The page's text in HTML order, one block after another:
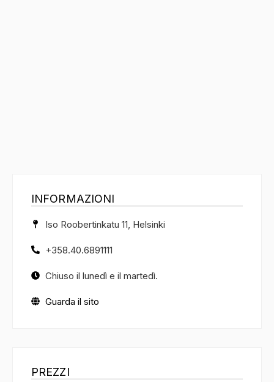
INFORMAZIONI
Iso Roobertinkatu 11, Helsinki
+358.40.6891111
Chiuso il lunedì e il martedì.
Guarda il sito
PREZZI